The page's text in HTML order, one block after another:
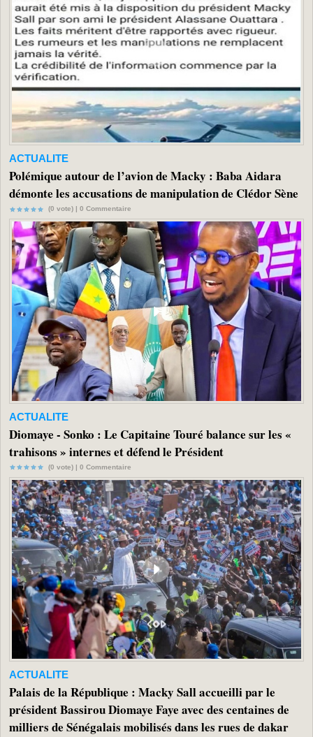
ACTUALITE
Polémique autour de l’avion de Macky : Baba Aidara
démonte les accusations de manipulation de Clédor Sène
(0 vote) | 0 Commentaire
ACTUALITE
Diomaye - Sonko : Le Capitaine Touré balance sur les «
trahisons » internes et défend le Président
(0 vote) | 0 Commentaire
ACTUALITE
Palais de la République : Macky Sall accueilli par le
président Bassirou Diomaye Faye avec des centaines de
milliers de Sénégalais mobilisés dans les rues de dakar